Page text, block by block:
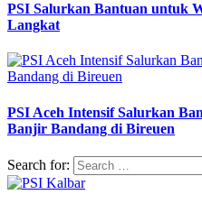
PSI Salurkan Bantuan untuk
Langkat
PSI Aceh Intensif Salurkan
Banjir Bandang di Bireuen
Search for: